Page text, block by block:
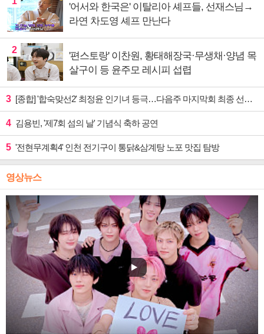
'어서와 한국은' 이탈리아 셰프들, 선재스님→
라연 차도영 셰프 만난다
2
'편스토랑' 이찬원, 황태해장국·무생채·양념 목
살구이 등 윤주모 레시피 섭렵
3 [종합] '합숙맞선2' 최정윤 인기녀 등극…다음주 마지막회 최종 선택 예고
4 김용빈, '제7회 섬의 날' 기념식 축하 공연
5 '전현무계획4' 인천 전기구이 통닭&삼계탕 노포 맛집 탐방
영상뉴스